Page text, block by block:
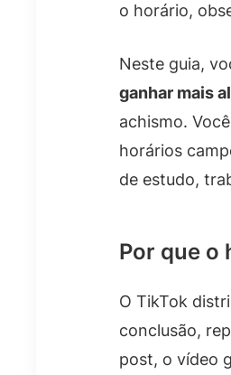
o horário,
Neste guia,
ganhar mais
achismo.
horários
de estudo,
Por que o
O TikTok
conclusão,
post, o vídeo